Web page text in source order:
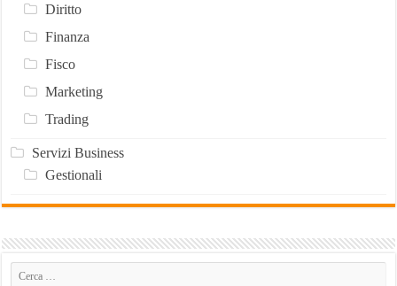
Diritto
Finanza
Fisco
Marketing
Trading
Servizi Business
Gestionali